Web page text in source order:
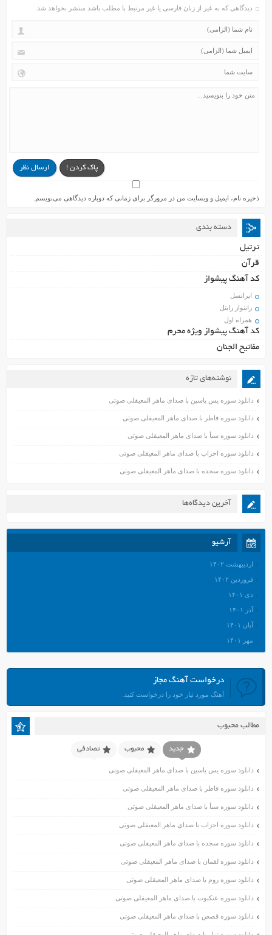
دیدگاهی که به غیر از زبان فارسی یا غیر مرتبط با مطلب باشد منتشر نخواهد شد.
ارسال نظر پاک کردن !
ذخیره نام، ایمیل و وبسایت من در مرورگر برای زمانی که دوباره دیدگاهی می‌نویسم.
دسته بندی
ترتیل
قرآن
کد آهنگ پیشواز
ایرانسل
راینواز رایتل
همراه اول
کد آهنگ پیشواز ویژه محرم
مفاتیح الجنان
نوشته‌های تازه
دانلود سوره یس یاسین با صدای ماهر المعیقلی صوتی
دانلود سوره فاطر با صدای ماهر المعیقلی صوتی
دانلود سوره سبأ با صدای ماهر المعیقلی صوتی
دانلود سوره احزاب با صدای ماهر المعیقلی صوتی
دانلود سوره سجده با صدای ماهر المعیقلی صوتی
آخرین دیدگاه‌ها
آرشیو
اردیبهشت ۱۴۰۲
فروردین ۱۴۰۲
دی ۱۴۰۱
آذر ۱۴۰۱
آبان ۱۴۰۱
مهر ۱۴۰۱
مرداد ۱۴۰۱
تیر ۱۴۰۱
فروردین ۱۴۰۱
آذر ۱۴۰۰
آبان ۱۴۰۰
اسفند ۱۳۹۹
آبان ۱۳۹۹
مهر ۱۳۹۹
مرداد ۱۳۹۹
درخواست آهنگ مجاز
آهنگ مورد نیاز خود را درخواست کنید.
مطالب محبوب
جدید محبوب تصادفی
دانلود سوره یس یاسین با صدای ماهر المعیقلی صوتی
دانلود سوره فاطر با صدای ماهر المعیقلی صوتی
دانلود سوره سبأ با صدای ماهر المعیقلی صوتی
دانلود سوره احزاب با صدای ماهر المعیقلی صوتی
دانلود سوره سجده با صدای ماهر المعیقلی صوتی
دانلود سوره لقمان با صدای ماهر المعیقلی صوتی
دانلود سوره روم با صدای ماهر المعیقلی صوتی
دانلود سوره عنکبوت با صدای ماهر المعیقلی صوتی
دانلود سوره قصص با صدای ماهر المعیقلی صوتی